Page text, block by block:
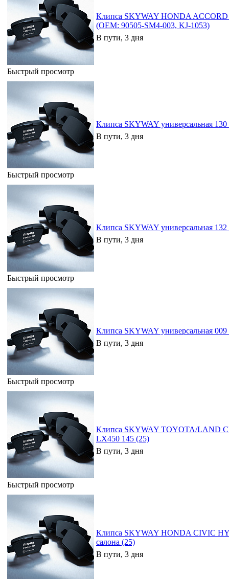
Быстрый просмотр
Клипса SKYWAY HONDA ACCORD
(OEM: 90505-SM4-003, KJ-1053)
В пути, 3 дня
Быстрый просмотр
Клипса SKYWAY универсальная 130
В пути, 3 дня
Быстрый просмотр
Клипса SKYWAY универсальная 132
В пути, 3 дня
Быстрый просмотр
Клипса SKYWAY универсальная 009
В пути, 3 дня
Быстрый просмотр
Клипса SKYWAY TOYOTA/LAND
LX450 145 (25)
В пути, 3 дня
Клипса SKYWAY HONDA CIVIC
салона (25)
В пути, 3 дня